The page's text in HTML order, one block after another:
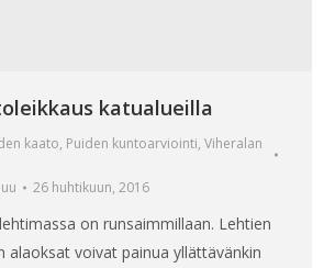
katualueilla
kaato, Puiden kuntoarviointi, Viheralan
26 huhtikuun, 2016
on runsaimmillaan. Lehtien
alaoksat voivat painua yllättävänkin